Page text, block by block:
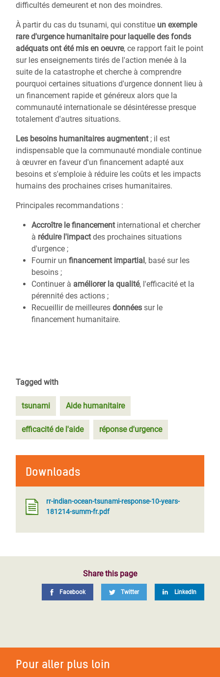
difficultés demeurent et non des moindres.
À partir du cas du tsunami, qui constitue un exemple
rare d'urgence humanitaire pour laquelle des fonds
adéquats ont été mis en oeuvre, ce rapport fait le point
sur les enseignements tirés de l'action menée à la
suite de la catastrophe et cherche à comprendre
pourquoi certaines situations d'urgence donnent lieu à
un financement rapide et généreux alors que la
communauté internationale se désintéresse presque
totalement d'autres situations.
Les besoins humanitaires augmentent; il est
indispensable que la communauté mondiale continue
à œuvrer en faveur d'un financement adapté aux
besoins et s'emploie à réduire les coûts et les impacts
humains des prochaines crises humanitaires.
Principales recommandations :
Accroître le financementinternational et chercher
à réduire l'impactdes prochaines situations
d'urgence ;
Fournir un financement impartial, basé sur les
besoins ;
Continuer à améliorer la qualité, l'efficacité et la
pérennité des actions ;
Recueillir de meilleures données sur le
financement humanitaire.
Tagged with
tsunami Aide humanitaire
efficacité de l'aide réponse d'urgence
Downloads
rr-indian-ocean-tsunami-response-10-years-
181214-summ-fr.pdf
Share this page
Facebook Twitter LinkedIn
Pour aller plus loin